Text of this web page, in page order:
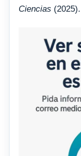
Ciencias (2025).